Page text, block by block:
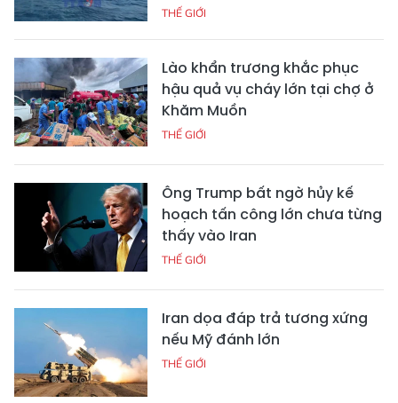
THẾ GIỚI
Lào khẩn trương khắc phục
hậu quả vụ cháy lớn tại chợ ở
Khăm Muồn
THẾ GIỚI
Ông Trump bất ngờ hủy kế
hoạch tấn công lớn chưa từng
thấy vào Iran
THẾ GIỚI
Iran dọa đáp trả tương xứng
nếu Mỹ đánh lớn
THẾ GIỚI